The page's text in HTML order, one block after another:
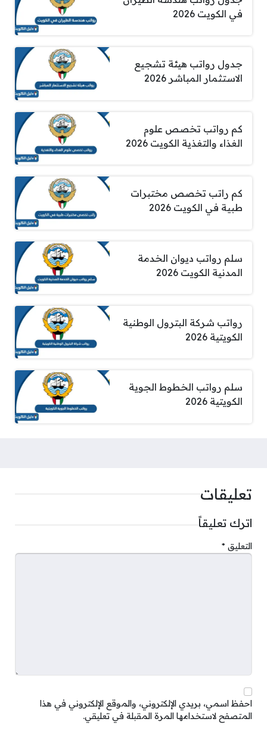
في الكويت 2026
جدول رواتب هيئة تشجيع
الاستثمار المباشر 2026
كم رواتب تخصص علوم
الغذاء والتغذية الكويت 2026
كم راتب تخصص مختبرات
طبية في الكويت 2026
سلم رواتب ديوان الخدمة
المدنية الكويت 2026
رواتب شركة البترول الوطنية
الكويتية 2026
سلم رواتب الخطوط الجوية
الكويتية 2026
تعليقات
اترك تعليقاً
التعليق *
احفظ اسمي، بريدي الإلكتروني، والموقع الإلكتروني في هذا
المتصفح لاستخدامها المرة المقبلة في تعليقي.